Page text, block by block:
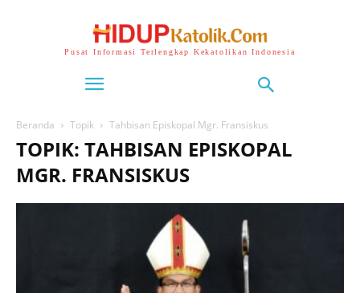
Pusat Informasi Terlengkap Kekatolikan Indonesia
Beranda Topik Tahbisan Episkopal Mgr. Fransiskus
TOPIK: TAHBISAN EPISKOPAL
MGR. FRANSISKUS